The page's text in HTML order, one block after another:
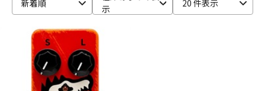
ドラム
新着順
示
20 件表示